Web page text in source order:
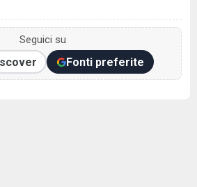
Seguici su
Fonti preferite